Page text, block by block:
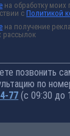
на обработку
сПолитикой
на получение
рассылок
позвонить
по
77 (с 09:30 до